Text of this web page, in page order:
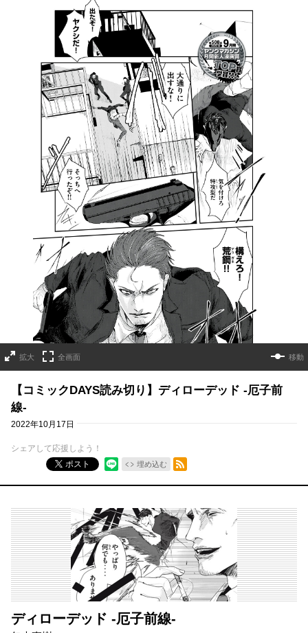
拡大 全画面 移動
【コミックDAYS読み切り】ディローデッド -厄子前
線-
2022年10月17日
シェアして応援しよう！
ポスト
埋め込む
RSSフィード
ディローデッド -厄子前線-